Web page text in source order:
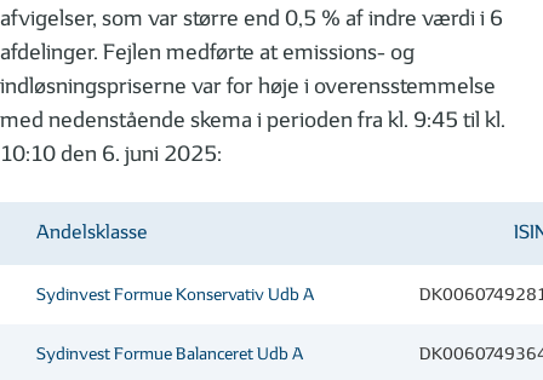
afvigelser, som var større end 0,5 % af indre værdi i 6
afdelinger. Fejlen medførte at emissions- og
indløsningspriserne var for høje i overensstemmelse
med nedenstående skema i perioden fra kl. 9:45 til kl.
10:10 den 6. juni 2025:
Andelsklasse
Sydinvest Formue Konservativ Udb A
Sydinvest Formue Balanceret Udb A